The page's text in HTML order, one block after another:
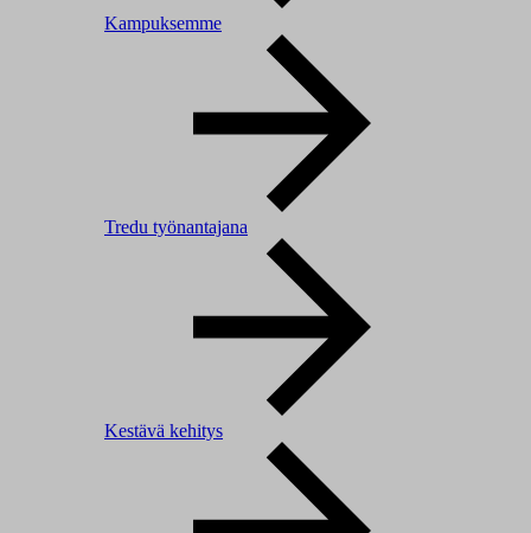
Kampuksemme
Tredu työnantajana
Kestävä kehitys